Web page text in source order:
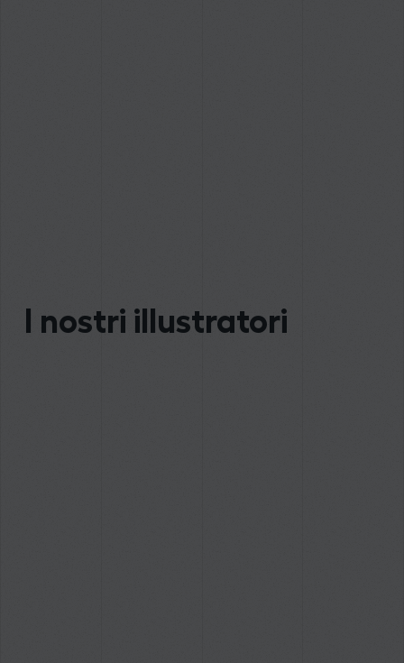
I nostri illustratori